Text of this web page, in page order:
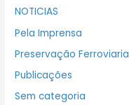
NOTICIAS
Pela Imprensa
Preservação Ferroviaria
Publicações
Sem categoria